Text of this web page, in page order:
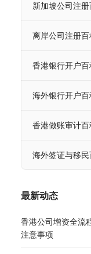
新加坡公司注
离岸公司注册百
香港银行开户百
海外银行开户百
香港做账审计百
海外签证与移
最新动态
香港公司增资全流
注意事项